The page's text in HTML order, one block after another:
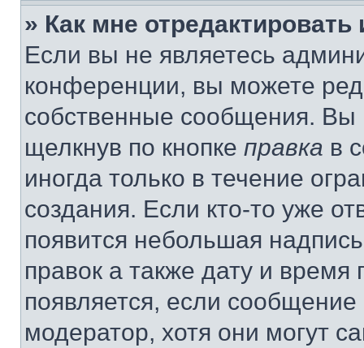
» Как мне
Если вы не являетесь
конференции, вы можете
собственные сообщения. Вы
щелкнув по кнопке правка в
иногда только в течение
создания. Если кто-то уже
появится небольшая
правок а также дату и
появляется, если
модератор, хотя они могут